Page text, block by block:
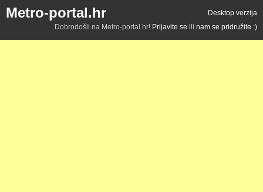
Metro-portal.hr
Desktop verzija
Dobrodošli na Metro-portal.hr! Prijavite se ili nam se pridružite :)